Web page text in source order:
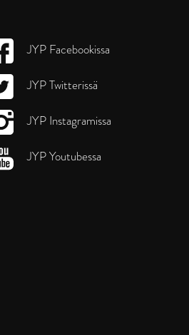
JYP Facebookissa
JYP Twitterissä
JYP Instagramissa
JYP Youtubessa